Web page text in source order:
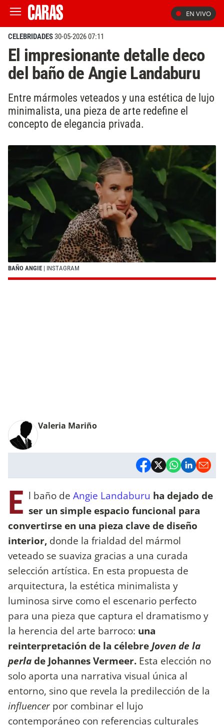
EN VIVO
CELEBRIDADES30-05-2026 07:11
El impresionante detalle deco
del baño de Angie Landaburu
Entre mármoles veteados y una estética de lujo
minimalista, una pieza de arte redefine el
concepto de elegancia privada.
BAÑO ANGIE | INSTAGRAM
Valeria Mariño
E l baño de Angie Landaburu ha dejado de
ser un simple espacio funcional para
convertirse en una pieza clave de diseño
interior, donde la frialdad del mármol
veteado se suaviza gracias a una curada
selección artística. En esta propuesta de
arquitectura, la estética minimalista y
luminosa sirve como el escenario perfecto
para una pieza que captura el dramatismo y
la herencia del arte barroco: una
reinterpretación de la célebreJoven de la
perlade Johannes Vermeer. Esta elección no
solo aporta una narrativa visual única al
entorno, sino que revela la predilección de la
influencer por combinar el lujo
contemporáneo con referencias culturales